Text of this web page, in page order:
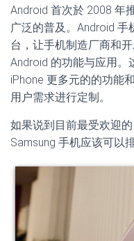
Android 首次於 2008 年
广泛的普及。Android
台，让手机制造厂商和
Android 的功能与应用。
iPhone 更多元的的功能
用户需求进行定制。
如果说到目前最受欢迎
Samsung 手机应该可以